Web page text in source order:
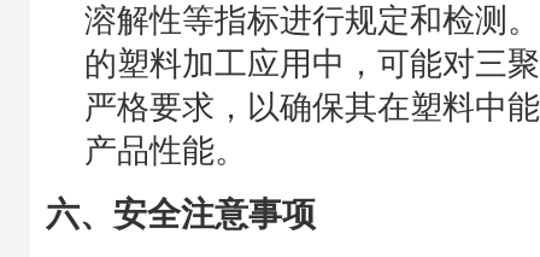
溶解性等指标进行规定和检测
的塑料加工应用中，可能对三
严格要求，以确保其在塑料中
产品性能。
六、安全注意事项